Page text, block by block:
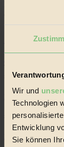
Wir und
Technologien
Entwicklung
Sie können
22.601 Fans auf
Nachhaltigkeit